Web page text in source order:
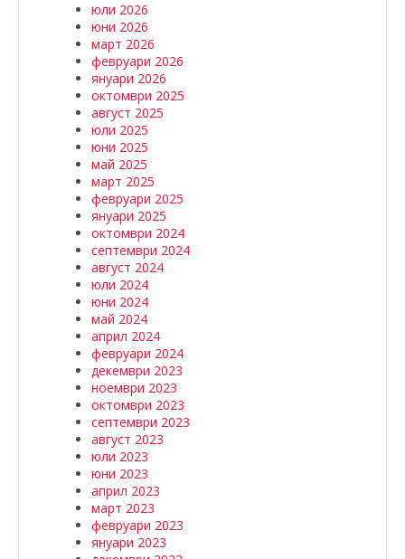
юли 2026
юни 2026
март 2026
февруари 2026
януари 2026
октомври 2025
август 2025
юли 2025
юни 2025
май 2025
март 2025
февруари 2025
януари 2025
октомври 2024
септември 2024
август 2024
юли 2024
юни 2024
май 2024
април 2024
февруари 2024
декември 2023
ноември 2023
октомври 2023
септември 2023
август 2023
юли 2023
юни 2023
април 2023
март 2023
февруари 2023
януари 2023